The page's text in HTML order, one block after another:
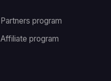
Partners program
Affiliate program